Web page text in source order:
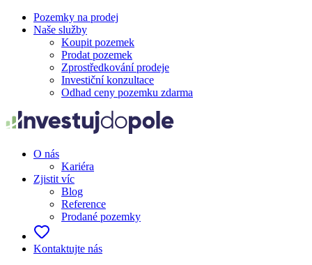
Pozemky na prodej
Naše služby
Koupit pozemek
Prodat pozemek
Zprostředkování prodeje
Investiční konzultace
Odhad ceny pozemku zdarma
O nás
Kariéra
Zjistit víc
Blog
Reference
Prodané pozemky
Kontaktujte nás